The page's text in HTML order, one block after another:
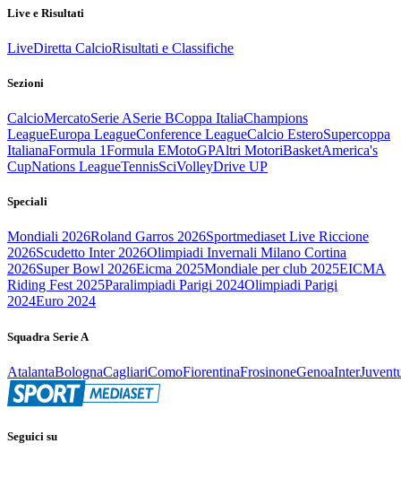
Live e Risultati
LiveDiretta CalcioRisultati e Classifiche
Sezioni
CalcioMercatoSerie ASerie BCoppa ItaliaChampions
LeagueEuropa LeagueConference LeagueCalcio EsteroSupercoppa
ItalianaFormula 1Formula EMotoGPAltri MotoriBasketAmerica's
CupNations LeagueTennisSciVolleyDrive UP
Speciali
Mondiali 2026Roland Garros 2026Sportmediaset Live Riccione
2026Scudetto Inter 2026Olimpiadi Invernali Milano Cortina
2026Super Bowl 2026Eicma 2025Mondiale per club 2025EICMA
Riding Fest 2025Paralimpiadi Parigi 2024Olimpiadi Parigi
2024Euro 2024
Squadra Serie A
AtalantaBolognaCagliariComoFiorentinaFrosinoneGenoaInter
Seguici su